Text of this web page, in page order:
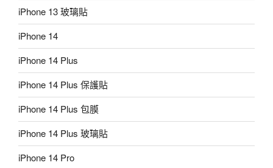
iPhone 13 玻璃貼
iPhone 14
iPhone 14 Plus
iPhone 14 Plus 保護貼
iPhone 14 Plus 包膜
iPhone 14 Plus 玻璃貼
iPhone 14 Pro